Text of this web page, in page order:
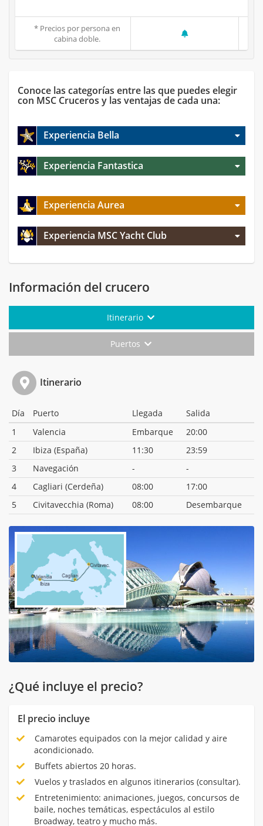
* Precios por persona en
cabina doble.
Conoce las categorías entre las que puedes elegir
con MSC Cruceros y las ventajas de cada una:
Experiencia Bella
Experiencia Fantastica
Experiencia Aurea
Experiencia MSC Yacht Club
Información del crucero
Itinerario
Puertos
Itinerario
Día Puerto Llegada
Salida
1
Valencia Embarque
20:00
2
Ibiza (España) 11:30
23:59
3
Navegación -
-
4
Cagliari (Cerdeña) 08:00
17:00
5
Civitavecchia (Roma) 08:00 Desembarque
¿Qué incluye el precio?
El precio incluye
Camarotes equipados con la mejor calidad y aire
acondicionado.
Buffets abiertos 20 horas.
Vuelos y traslados en algunos itinerarios (consultar).
Entretenimiento: animaciones, juegos, concursos de
baile, noches temáticas, espectáculos al estilo
Broadway, teatro y mucho más.